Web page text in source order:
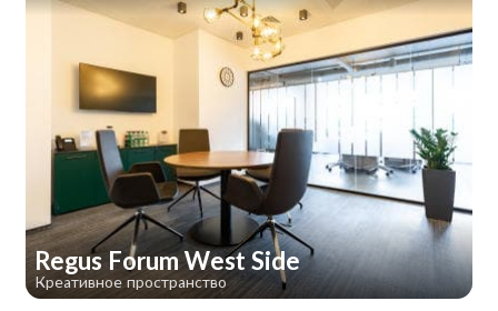
Regus Forum West Side
Креативное пространство